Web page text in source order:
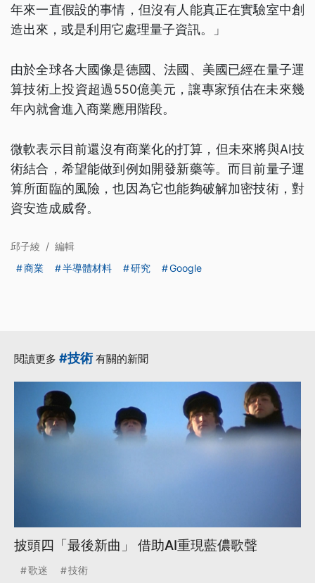
年來一直假設的事情，但沒有人能真正在實驗室中創
造出來，或是利用它處理量子資訊。」
由於全球各大國像是德國、法國、美國已經在量子運
算技術上投資超過550億美元，讓專家預估在未來幾
年內就會進入商業應用階段。
微軟表示目前還沒有商業化的打算，但未來將與AI技
術結合，希望能做到例如開發新藥等。而目前量子運
算所面臨的風險，也因為它也能夠破解加密技術，對
資安造成威脅。
邱子綾 / 編輯
商業
半導體材料 研究 Google
閱讀更多 #技術有關的新聞
披頭四「最後新曲」 借助AI重現藍儂歌聲
歌迷 技術